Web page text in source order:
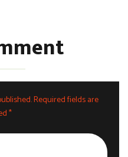
Required fields are
*